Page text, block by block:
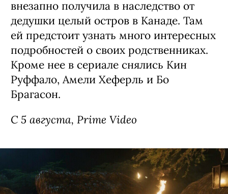
внезапно получила в наследство от
дедушки целый остров в Канаде. Там
ей предстоит узнать много интересных
подробностей о своих родственниках.
Кроме нее в сериале снялись Кин
Руффало, Амели Хеферль и Бо
Брагасон.
С 5 августа, Prime Video